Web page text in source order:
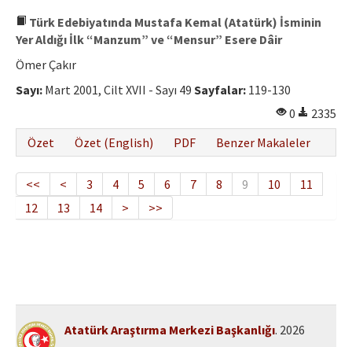
Türk Edebiyatında Mustafa Kemal (Atatürk) İsminin
Yer Aldığı İlk “Manzum” ve “Mensur” Esere Dâir
Ömer Çakır
Sayı: Mart 2001, Cilt XVII - Sayı 49 Sayfalar: 119-130
0
2335
Özet
Özet (English) PDF Benzer Makaleler
<< < 3 4 5 6 7 8 9 10
11
12
13 14 > >>
Atatürk Araştırma Merkezi Başkanlığı. 2026